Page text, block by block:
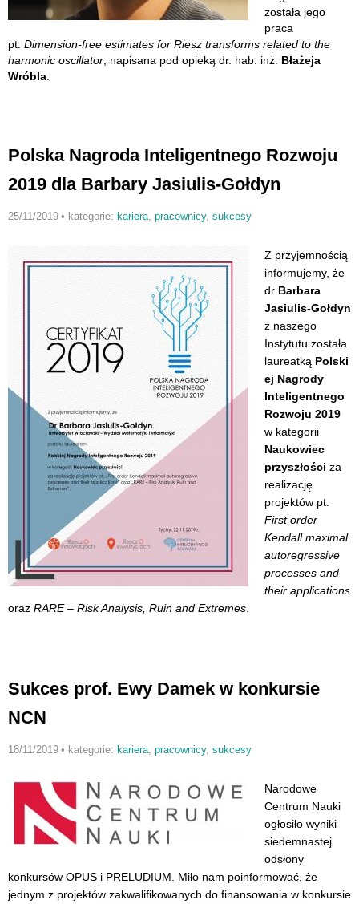
została jego
praca
pt. Dimension-free estimates for Riesz transforms related to the
harmonic oscillator , napisana pod opieką dr. hab. inż. Błażeja
Wróbla
Polska Nagroda Inteligentnego Rozwoju
2019 dla Barbary Jasiulis-Gołdyn
25/11/2019 • kategorie: kariera, pracownicy, sukcesy
Z przyjemnością
informujemy, że
dr Barbara
Jasiulis-Gołdyn
z naszego
Instytutu została
laureatką Polski
ej Nagrody
Inteligentnego
Rozwoju 2019
w kategorii
Naukowiec
przyszłości za
realizację
projektów pt.
First order
Kendall maximal
autoregressive
processes and
their applications
oraz RARE – Risk Analysis, Ruin and Extremes.
Sukces prof. Ewy Damek w konkursie
NCN
18/11/2019 • kategorie: kariera, pracownicy, sukcesy
Narodowe
Centrum Nauki
ogłosiło wyniki
siedemnastej
odsłony
konkursów OPUS i PRELUDIUM. Miło nam poinformować, że
jednym z projektów zakwalifikowanych do finansowania w konkursie